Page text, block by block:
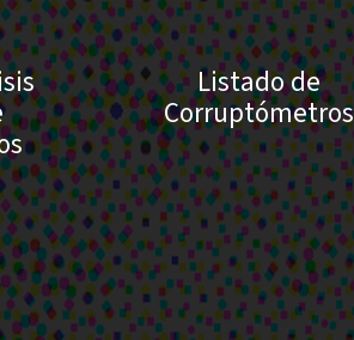
Listado de
Corruptómetros